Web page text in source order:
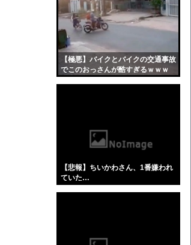
【極悪】バイクとバイクの交通事故
でこのおっさんが酷すぎるｗｗｗ
【悲報】ちいかわさん、1番嫌われ
ていた…